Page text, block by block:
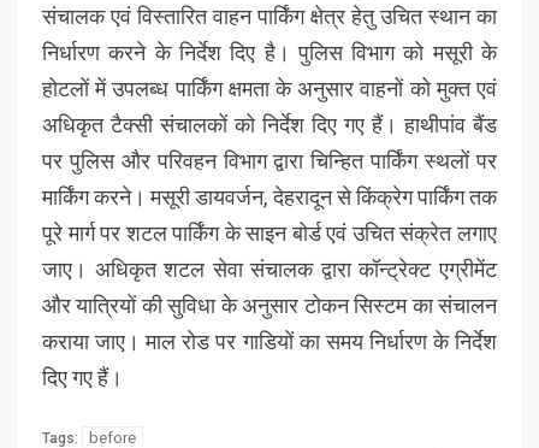
संचालक एवं विस्तारित वाहन पार्किंग क्षेत्र हेतु उचित स्थान का
निर्धारण करने के निर्देश दिए है। पुलिस विभाग को मसूरी के
होटलों में उपलब्ध पार्किंग क्षमता के अनुसार वाहनों को मुक्त एवं
अधिकृत टैक्सी संचालकों को निर्देश दिए गए हैं। हाथीपांव बैंड
पर पुलिस और परिवहन विभाग द्वारा चिन्हित पार्किंग स्थलों पर
मार्किंग करने। मसूरी डायवर्जन, देहरादून से किंक्रेग पार्किंग तक
पूरे मार्ग पर शटल पार्किंग के साइन बोर्ड एवं उचित संक्रेत लगाए
जाए। अधिकृत शटल सेवा संचालक द्वारा कॉन्ट्रेक्ट एग्रीमेंट
और यात्रियों की सुविधा के अनुसार टोकन सिस्टम का संचालन
कराया जाए। माल रोड पर गाडियों का समय निर्धारण के निर्देश
दिए गए हैं।
Tags:
before